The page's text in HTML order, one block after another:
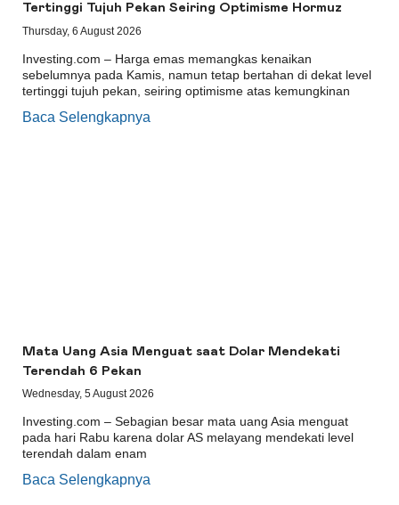
Tertinggi Tujuh Pekan Seiring Optimisme Hormuz
Thursday, 6 August 2026
Investing.com – Harga emas memangkas kenaikan
sebelumnya pada Kamis, namun tetap bertahan di dekat level
tertinggi tujuh pekan, seiring optimisme atas kemungkinan
Baca Selengkapnya
Mata Uang Asia Menguat saat Dolar Mendekati
Terendah 6 Pekan
Wednesday, 5 August 2026
Investing.com – Sebagian besar mata uang Asia menguat
pada hari Rabu karena dolar AS melayang mendekati level
terendah dalam enam
Baca Selengkapnya